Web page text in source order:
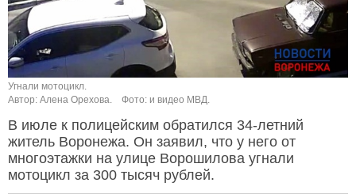
Угнали мотоцикл.
Автор: Алена Орехова.
Фото: и видео МВД.
В июле к полицейским обратился 34-летний
житель Воронежа. Он заявил, что у него от
многоэтажки на улице Ворошилова угнали
мотоцикл за 300 тысяч рублей.